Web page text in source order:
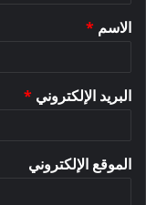
*
الاسم *
البريد الإلكتروني *
الموقع الإلكتروني